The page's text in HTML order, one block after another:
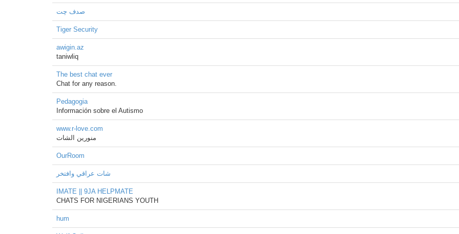
صدف چت
Tiger Security
awigin.az
taniwliq
The best chat ever
Chat for any reason.
Pedagogia
Información sobre el Autismo
www.r-love.com
منورين الشات
OurRoom
شات عراقي وافتخر
IMATE || 9JA HELPMATE
CHATS FOR NIGERIANS YOUTH
hum